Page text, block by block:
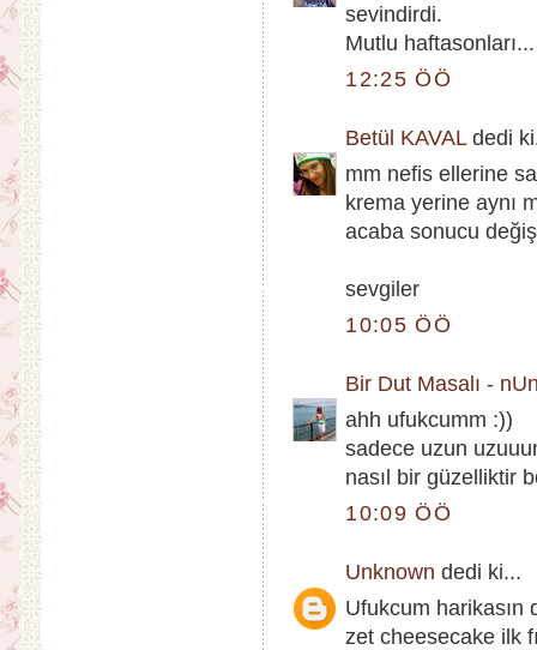
sevindirdi.
Mutlu haftasonları...
12:25 ÖÖ
Betül KAVALdedi
mm nefis ellerine
krema yerine aynı
acaba sonucu
sevgiler
10:05 ÖÖ
Bir Dut Masalı -
ahh ufukcumm :))
sadece uzun
nasıl bir güzelliktir
10:09 ÖÖ
Unknown dedi ki...
Ufukcum harikasın
zet cheesecake ilk